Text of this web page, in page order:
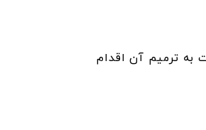
به ترمیم آن اقدام